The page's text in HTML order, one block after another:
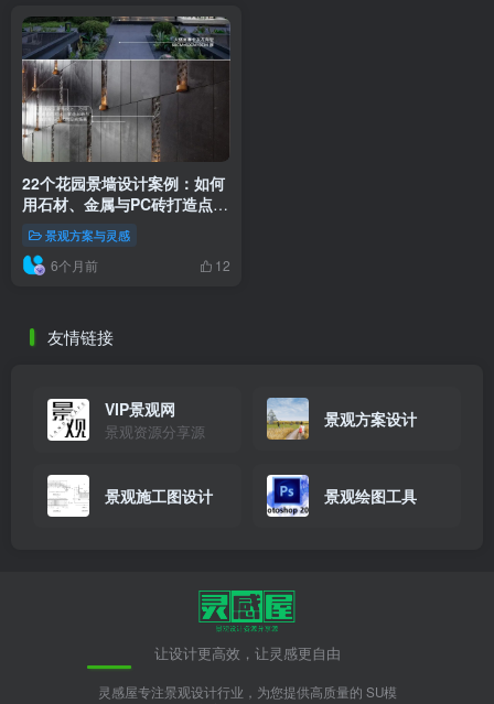
22个花园景墙设计案例：如何
用石材、金属与PC砖打造点睛
之笔景观方案与灵感
6个月前 12
友情链接
VIP景观网
景观资源分享源
景观方案设计
景观施工图设计 景观绘图工具
让设计更高效，让灵感更自由
灵感屋专注景观设计行业，为您提供高质量的 SU模